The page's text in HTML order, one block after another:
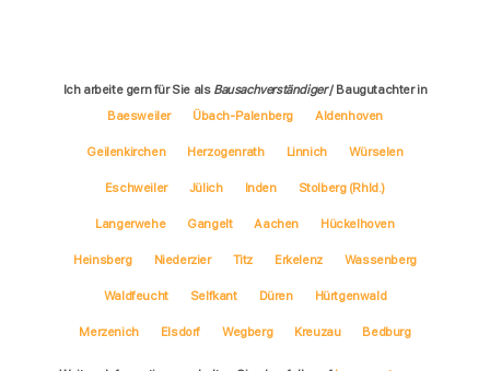
Ich arbeite gern für Sie als Bausachverständiger/ Baugutachter in
Baesweiler
Übach-Palenberg Aldenhoven
Geilenkirchen Herzogenrath Linnich Würselen
Eschweiler Jülich Inden Stolberg (Rhld.)
Langerwehe Gangelt Aachen Hückelhoven
Heinsberg Niederzier Titz Erkelenz Wassenberg
Waldfeucht Selfkant Düren Hürtgenwald
Merzenich Elsdorf Wegberg Kreuzau Bedburg